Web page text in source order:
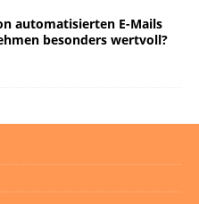
automatisierten E-Mails
besonders wertvoll?